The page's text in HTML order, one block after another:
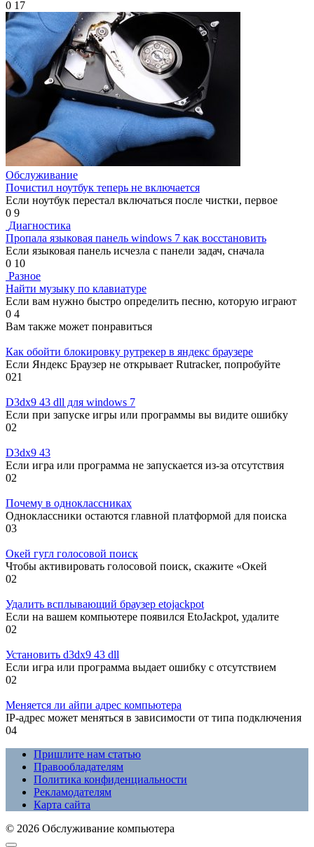
0 17
Обслуживание
Почистил ноутбук теперь не включается
Если ноутбук перестал включаться после чистки, первое
0 9
Диагностика
Пропала языковая панель windows 7 как восстановить
Если языковая панель исчезла с панели задач, сначала
0 10
Разное
Найти музыку по клавиатуре
Если вам нужно быстро определить песню, которую играют
0 4
Вам также может понравиться
Как обойти блокировку рутрекер в яндекс браузере
Если Яндекс Браузер не открывает Rutracker, попробуйте
021
D3dx9 43 dll для windows 7
Если при запуске игры или программы вы видите ошибку
02
D3dx9 43
Если игра или программа не запускается из-за отсутствия
02
Почему в одноклассниках
Одноклассники остаются главной платформой для поиска
03
Окей гугл голосовой поиск
Чтобы активировать голосовой поиск, скажите «Окей
02
Удалить всплывающий браузер etojackpot
Если на вашем компьютере появился EtoJackpot, удалите
02
Установить d3dx9 43 dll
Если игра или программа выдает ошибку с отсутствием
02
Меняется ли айпи адрес компьютера
IP-адрес может меняться в зависимости от типа подключения
04
Пришлите нам статью
Правообладателям
Политика конфиденциальности
Рекламодателям
Карта сайта
© 2026 Обслуживание компьютера